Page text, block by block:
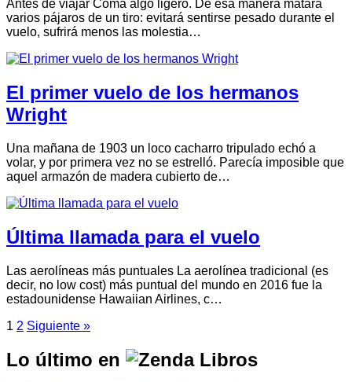
Antes de viajar Coma algo ligero. De esa manera matará
varios pájaros de un tiro: evitará sentirse pesado durante el
vuelo, sufrirá menos las molestia…
El primer vuelo de los hermanos
Wright
Una mañana de 1903 un loco cacharro tripulado echó a
volar, y por primera vez no se estrelló. Parecía imposible que
aquel armazón de madera cubierto de…
Última llamada para el vuelo
Las aerolíneas más puntuales La aerolínea tradicional (es
decir, no low cost) más puntual del mundo en 2016 fue la
estadounidense Hawaiian Airlines, c…
1 2 Siguiente »
Lo último en